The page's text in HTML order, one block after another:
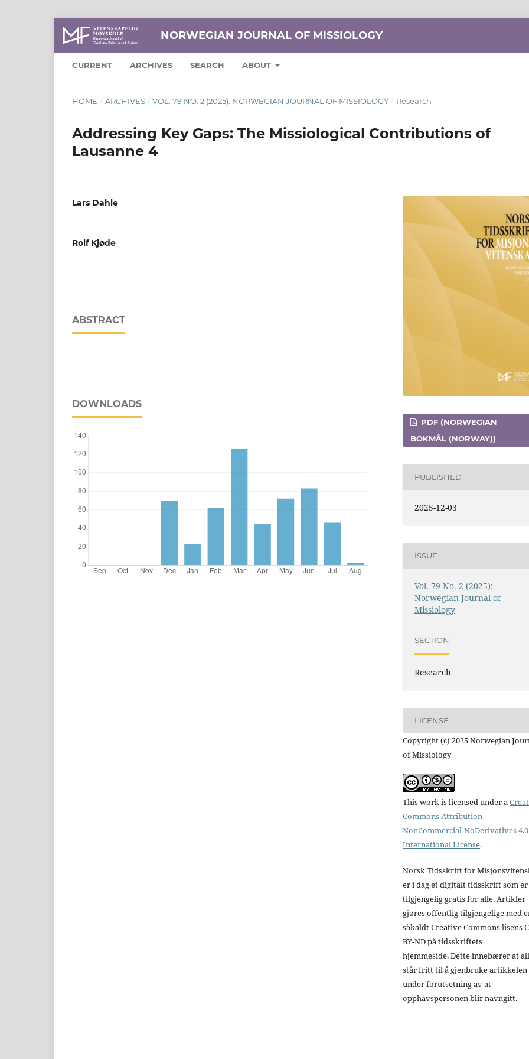
NORWEGIAN JOURNAL OF MISSIOLOGY
CURRENT ARCHIVES SEARCH ABOUT
HOME / ARCHIVES / VOL. 79 NO. 2 (2025): NORWEGIAN JOURNAL OF MISSIOLOGY / Research
Addressing Key Gaps: The Missiological Contributions of
Lausanne 4
Lars Dahle
Rolf Kjøde
ABSTRACT
DOWNLOADS
PDF (NORWEGIAN
BOKMÅL (NORWAY))
PUBLISHED
2025-12-03
ISSUE
Vol. 79 No. 2 (2025):
Norwegian Journal of
Missiology
SECTION
Research
LICENSE
Copyright (c) 2025 Norwegian
of Missiology
This work is licensed under a
Commons Attribution-
NonCommercial-NoDerivatives 4.0
International License.
Norsk Tidsskrift for
er i dag et digitalt tidsskrift som er
tilgjengelig gratis for alle. Artikler
gjøres offentlig tilgjengelige med
såkaldt Creative Commons lisens
BY-ND på tidsskriftets
hjemmeside. Dette innebærer at
står fritt til å gjenbruke artikkelen
under forutsetning av at
opphavspersonen blir navngitt.